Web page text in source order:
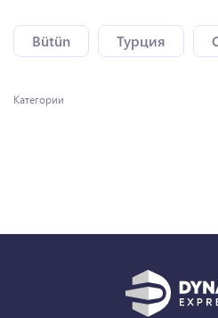
Bütün Турция
Категории